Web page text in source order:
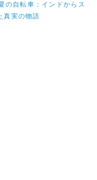
の自転車：インドからス
真実の物語